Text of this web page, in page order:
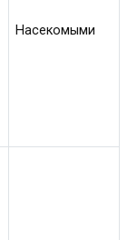
Насекомыми